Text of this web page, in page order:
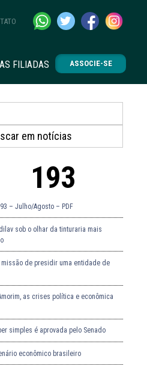
FILIADAS ASSOCIE-SE
193
– Julho/Agosto – PDF
sob o olhar da tinturaria mais
de presidir uma entidade de
as crises política e econômica
simples é aprovada pelo Senado
econômico brasileiro